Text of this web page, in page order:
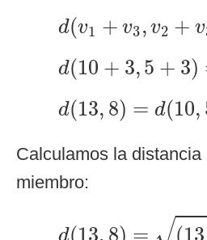
d(v1 + v3, v2 + v
d 1 +
d(10 + 3,5 + 3)
d( 10 + 3,5 + 3)=
d(13, 8) = d(10,
d( 13,8 (10,5
Calculamos la distancia
miembro:
=(